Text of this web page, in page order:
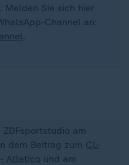
. Melden Sie sich hier
Channel an:
.
am
dem Beitrag zum CL-
Atletico und am